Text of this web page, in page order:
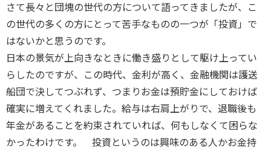
さて長々と団塊の世代の方について語ってきましたが、こ
の世代の多くの方にとって苦手なものの一つが「投資」で
はないかと思うのです。
日本の景気が上向きなときに働き盛りとして駆け上ってい
らしたのですが、この時代、金利が高く、金融機関は護送
船団で決してつぶれず、つまりお金は預貯金にしておけば
確実に増えてくれました。給与は右肩上がりで、退職後も
年金があることを約束されていれば、何もしなくて困らな
かったわけです。 投資というのは興味のある人かお金持